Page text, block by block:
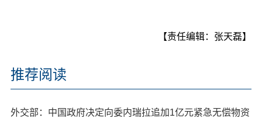
【责任编辑：张天磊】
推荐阅读
外交部：中国政府决定向委内瑞拉追加1亿元紧急无偿物资